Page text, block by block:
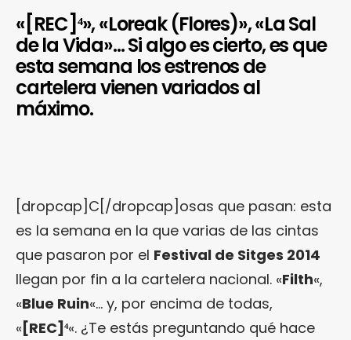
«[REC]⁴», «Loreak (Flores)», «La Sal
de la Vida»… Si algo es cierto, es que
esta semana los estrenos de
cartelera vienen variados al
máximo.
[dropcap]C[/dropcap]osas que pasan: esta
es la semana en la que varias de las cintas
que pasaron por el Festival de Sitges 2014
llegan por fin a la cartelera nacional. «Filth«,
«Blue Ruin«… y, por encima de todas,
« [REC]⁴«. ¿Te estás preguntando qué hace